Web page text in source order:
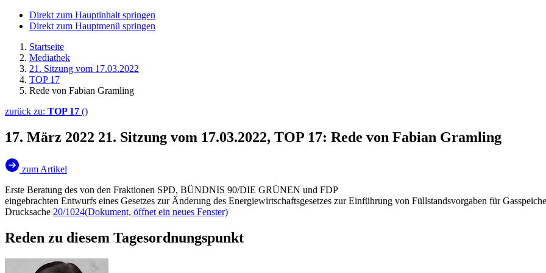
Direkt zum Hauptinhalt springen
Direkt zum Hauptmenü springen
Startseite
Mediathek
21. Sitzung vom 17.03.2022
TOP 17
Rede von Fabian Gramling
zurück zu: TOP 17 ()
17. März 2022 21. Sitzung vom 17.03.2022, TOP 17: Rede von Fabian Gramling
zum Artikel
Erste Beratung des von den Fraktionen SPD, BÜNDNIS 90/DIE GRÜNEN und FDP
eingebrachten Entwurfs eines Gesetzes zur Änderung des Energiewirtschaftsgesetzes zur Einführung von Füllstandsvorgaben für
Drucksache 20/1024(Dokument, öffnet ein neues Fenster)
Reden zu diesem Tagesordnungspunkt